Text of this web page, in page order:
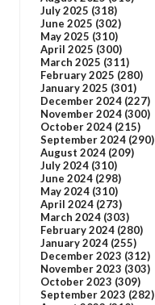
July 2025 (318)
June 2025 (302)
May 2025 (310)
April 2025 (300)
March 2025 (311)
February 2025 (280)
January 2025 (301)
December 2024 (227)
November 2024 (300)
October 2024 (215)
September 2024 (290)
August 2024 (209)
July 2024 (310)
June 2024 (298)
May 2024 (310)
April 2024 (273)
March 2024 (303)
February 2024 (280)
January 2024 (255)
December 2023 (312)
November 2023 (303)
October 2023 (309)
September 2023 (282)